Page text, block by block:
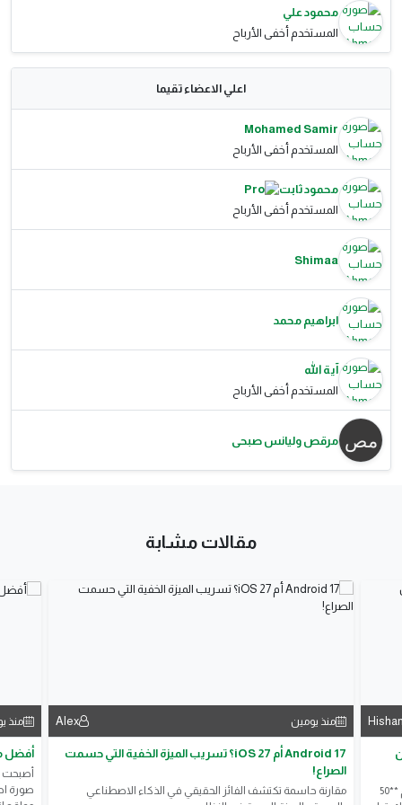
محمود علي
المستخدم أخفى الأرباح
اعلي الاعضاء تقيما
Mohamed Samir
المستخدم أخفى الأرباح
محمود ثابت
المستخدم أخفى الأرباح
Shimaa
ابراهيم محمد
آية الله
المستخدم أخفى الأرباح
مرقص وليانس صبحى
مقالات مشابة
اختبر معلوماتك في JavaScript من خلال اختبار شامل يضم **50
منذ يومين Alex
Android 17 أم iOS 27؟ تسريب الميزة الخفية التي حسمت
الصراع!
مقارنة حاسمة تكتشف الفائز الحقيقي في الذكاء الاصطناعي
منذ
أفضل
أصبحت
صورة